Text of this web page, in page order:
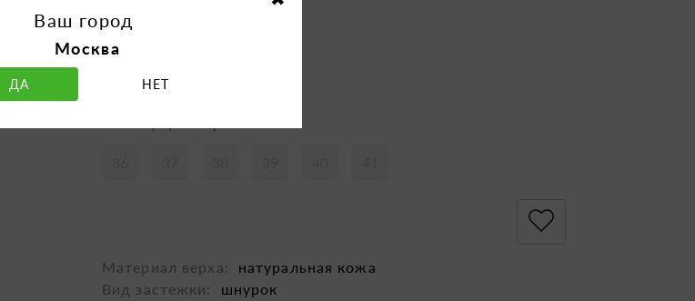
Материал верха:
натуральная кожа
Вид застежки:
шнурок
Москва
ДА НЕТ
Ваш город